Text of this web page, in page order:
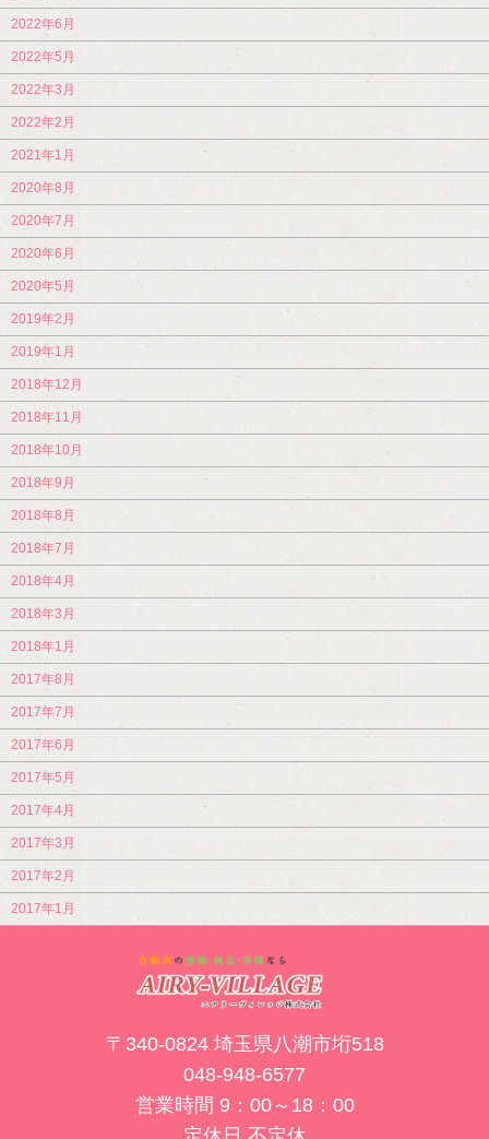
2022年6月
2022年5月
2022年3月
2022年2月
2021年1月
2020年8月
2020年7月
2020年6月
2020年5月
2019年2月
2019年1月
2018年12月
2018年11月
2018年10月
2018年9月
2018年8月
2018年7月
2018年4月
2018年3月
2018年1月
2017年8月
2017年7月
2017年6月
2017年5月
2017年4月
2017年3月
2017年2月
2017年1月
〒340-0824 埼玉県八潮市垳518
048-948-6577
営業時間 9：00～18：00